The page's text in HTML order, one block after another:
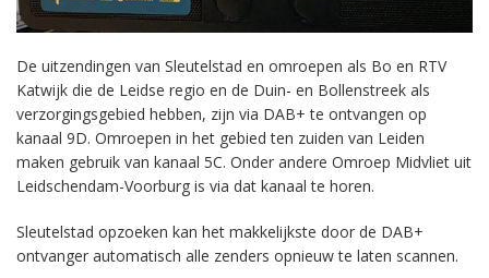
De uitzendingen van Sleutelstad en omroepen als Bo en RTV
Katwijk die de Leidse regio en de Duin- en Bollenstreek als
verzorgingsgebied hebben, zijn via DAB+ te ontvangen op
kanaal 9D. Omroepen in het gebied ten zuiden van Leiden
maken gebruik van kanaal 5C. Onder andere Omroep Midvliet uit
Leidschendam-Voorburg is via dat kanaal te horen.
Sleutelstad opzoeken kan het makkelijkste door de DAB+
ontvanger automatisch alle zenders opnieuw te laten scannen.